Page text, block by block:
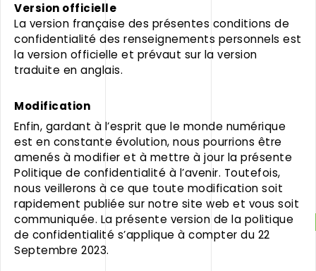
Version officielle
La version française des présentes conditions de
confidentialité des renseignements personnels est
la version officielle et prévaut sur la version
traduite en anglais.
Modification
Enfin, gardant à l’esprit que le monde numérique
est en constante évolution, nous pourrions être
amenés à modifier et à mettre à jour la présente
Politique de confidentialité à l’avenir. Toutefois,
nous veillerons à ce que toute modification soit
rapidement publiée sur notre site web et vous soit
communiquée. La présente version de la politique
de confidentialité s’applique à compter du 22
Septembre 2023.